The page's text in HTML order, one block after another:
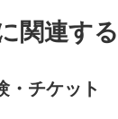
関連す
・チケット